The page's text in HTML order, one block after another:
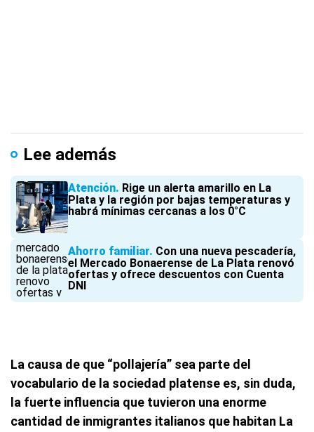
Lee además
Atención Rige un alerta amarillo en La
Plata y la región por bajas temperaturas y
habrá mínimas cercanas a los 0°C
Ahorro familiar Con una nueva pescadería,
el Mercado Bonaerense de La Plata renovó
ofertas y ofrece descuentos con Cuenta
DNI
La causa de que “pollajería” sea parte del
vocabulario de la sociedad platense es, sin duda,
la fuerte influencia que tuvieron una enorme
cantidad de inmigrantes italianos que habitan La